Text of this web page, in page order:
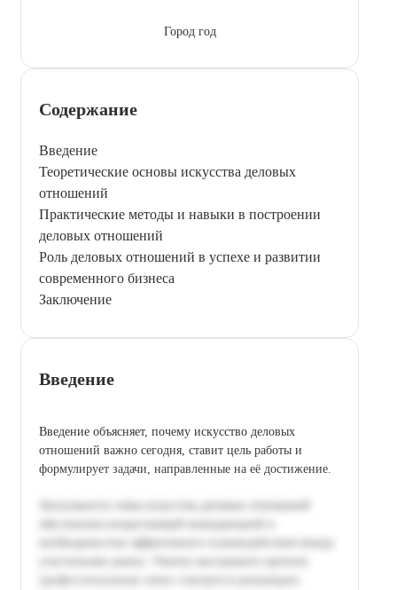
Город год
Содержание
Введение
Теоретические основы искусства деловых
отношений
Практические методы и навыки в построении
деловых отношений
Роль деловых отношений в успехе и развитии
современного бизнеса
Заключение
Введение
Введение объясняет, почему искусство деловых
отношений важно сегодня, ставит цель работы и
формулирует задачи, направленные на её достижение.